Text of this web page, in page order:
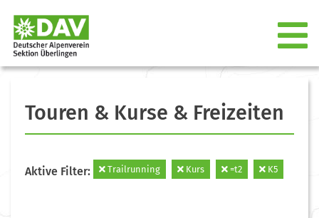
Touren & Kurse & Freizeiten
Aktive Filter: Trailrunning Kurs =t2 K5